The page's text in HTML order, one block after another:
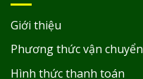
Giới thiệu
Phương thức vận chuyển
Hình thức thanh toán